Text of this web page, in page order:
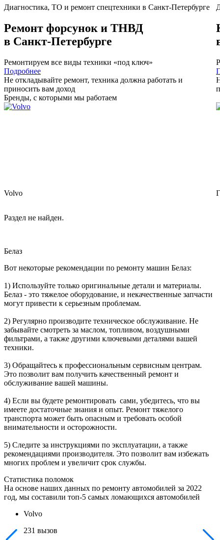
Диагностика, ТО и ремонт спецтехники в Санкт-Петербурге
Ремонт форсунок и ТНВД
в Санкт-Петербурге
Ремонтируем все виды техники «под ключ»
Подробнее
Не откладывайте ремонт, техника должна работать и
приносить вам доход
Бренды, с которыми мы работаем
Volvo
Раздел не найден.
Белаз
Вот некоторые рекомендации по ремонту машин Белаз:
1) Используйте только оригинальные детали и материалы.
Белаз - это тяжелое оборудование, и некачественные запчасти
могут привести к серьезным проблемам.
2) Регулярно производите техническое обслуживание. Не
забывайте смотреть за маслом, топливом, воздушными
фильтрами, а также другими ключевыми деталями вашей
техники.
3) Обращайтесь к профессиональным сервисным центрам.
Это позволит вам получить качественный ремонт и
обслуживание вашей машины.
4) Если вы будете ремонтировать сами, убедитесь, что вы
имеете достаточные знания и опыт. Ремонт тяжелого
транспорта может быть опасным и требовать особой
внимательности и осторожности.
5) Следите за инструкциями по эксплуатации, а также
рекомендациями производителя. Это позволит вам избежать
многих проблем и увеличит срок службы.
Статистика поломок
На основе наших данных по ремонту автомобилей за 2022
год, мы составили топ-5 самых ломающихся автомобилей
Volvo
231 вызов